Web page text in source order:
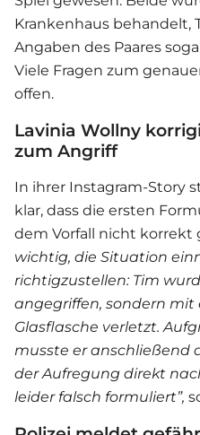
Krankenhaus behandelt,
Angaben des Paares
Viele Fragen zum
offen.
Lavinia Wollny
zum Angriff
In ihrer Instagram-Story
klar, dass die ersten
dem Vorfall nicht korrekt
wichtig, die Situation
richtigzustellen: Tim
angegriffen, sondern mit
Glasflasche verletzt.
musste er anschließend
der Aufregung direkt
leider falsch formuliert”,